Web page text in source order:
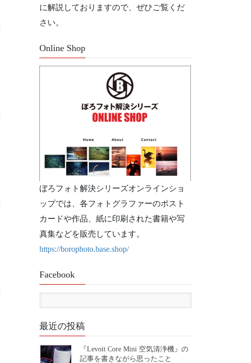
に解説しておりますので、ぜひご覧くだ
さい。
Online Shop
ぼろフォト解決シリーズオンラインショ
ップでは、各フォトグラファーのポスト
カードや作品、紙に印刷された書籍や写
真集などを販売しています。
https://borophoto.base.shop/
Facebook
最近の投稿
『Levoit Core Mini 空気清浄機』の
記事を書きながら思ったこと